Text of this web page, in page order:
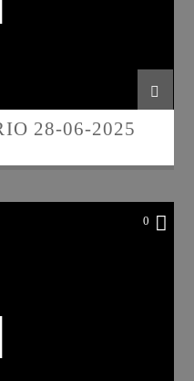
28-06-2025
0